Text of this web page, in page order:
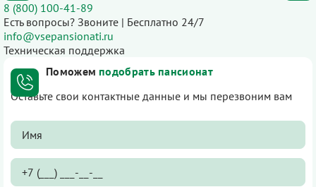
8 (800) 100-41-89
Есть вопросы? Звоните | Бесплатно 24/7
info@vsepansionati.ru
Техническая поддержка
Поможем подобрать пансионат
Оставьте свои контактные данные и мы перезвоним вам